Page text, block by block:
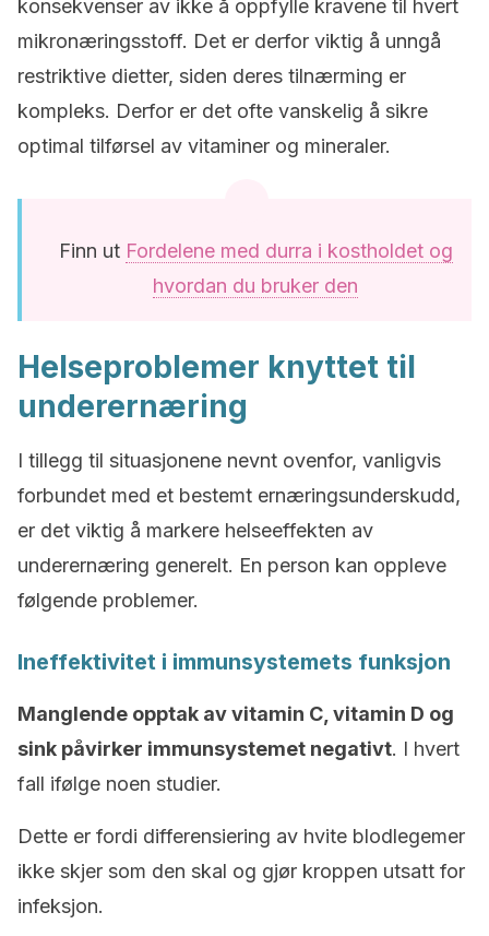
konsekvenser av ikke å oppfylle kravene til hvert
mikronæringsstoff. Det er derfor viktig å unngå
restriktive dietter, siden deres tilnærming er
kompleks. Derfor er det ofte vanskelig å sikre
optimal tilførsel av vitaminer og mineraler.
Finn ut Fordelene med durra i kostholdet og
hvordan du bruker den
Helseproblemer knyttet til
underernæring
I tillegg til situasjonene nevnt ovenfor, vanligvis
forbundet med et bestemt ernæringsunderskudd,
er det viktig å markere helseeffekten av
underernæring generelt. En person kan oppleve
følgende problemer.
Ineffektivitet i immunsystemets funksjon
Manglende opptak av vitamin C, vitamin D og
sink påvirker immunsystemet negativt. I hvert
fall ifølge noen studier.
Dette er fordi differensiering av hvite blodlegemer
ikke skjer som den skal og gjør kroppen utsatt for
infeksjon.